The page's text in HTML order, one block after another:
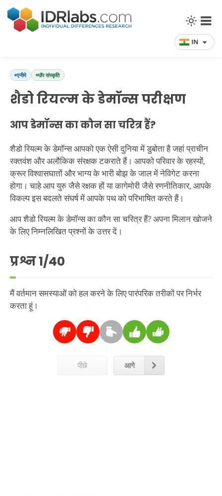
IN
एनीमे पॉप संस्कृति
शैडो रियल्म के डेमॉन्स परीक्षण
आप डेमॉन्स का कौन सा चरित्र हैं?
शैडो रियल्म के डेमॉन्स आपको एक ऐसी दुनिया में डुबोता है जहां प्राचीन
रक्तवंश और अलौकिक संरक्षक टकराते हैं। आपको परिवार के रहस्यों,
क्रूर विश्वासघातों और भाग्य के भारी बोझ के जाल में नेविगेट करना
होगा। चाहे आप युरु जैसे रक्षक हों या कागेमोरी जैसे रणनीतिकार, आपके
विकल्प इस बदलते संघर्ष में आपके पथ को परिभाषित करते हैं।
आप शैडो रियल्म के डेमॉन्स का कौन सा चरित्र हैं? अपना मिलान खोजने
के लिए निम्नलिखित प्रश्नों के उत्तर दें।
प्रश्न1/40
मैं वर्तमान समस्याओं को हल करने के लिए पारंपरिक तरीकों पर निर्भर
करता हूं।
पीछे आगे